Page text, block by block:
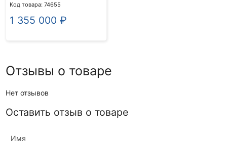
Код товара: 74655
1 355 000 ₽
Отзывы о товаре
Нет отзывов
Оставить отзыв о товаре
Имя